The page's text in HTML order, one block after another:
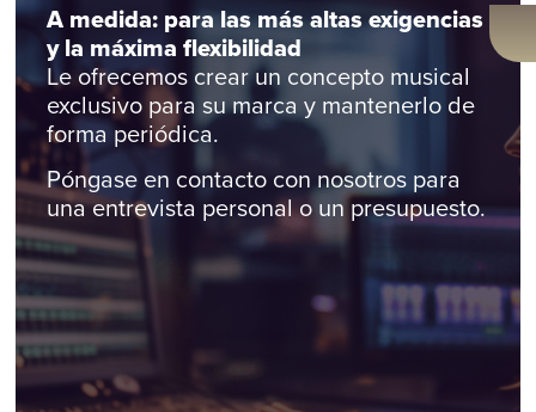
A medida: para las más altas exigencias
y la máxima flexibilidad
Le ofrecemos crear un concepto musical
exclusivo para su marca y mantenerlo de
forma periódica.
Póngase en contacto con nosotros para
una entrevista personal o un presupuesto.